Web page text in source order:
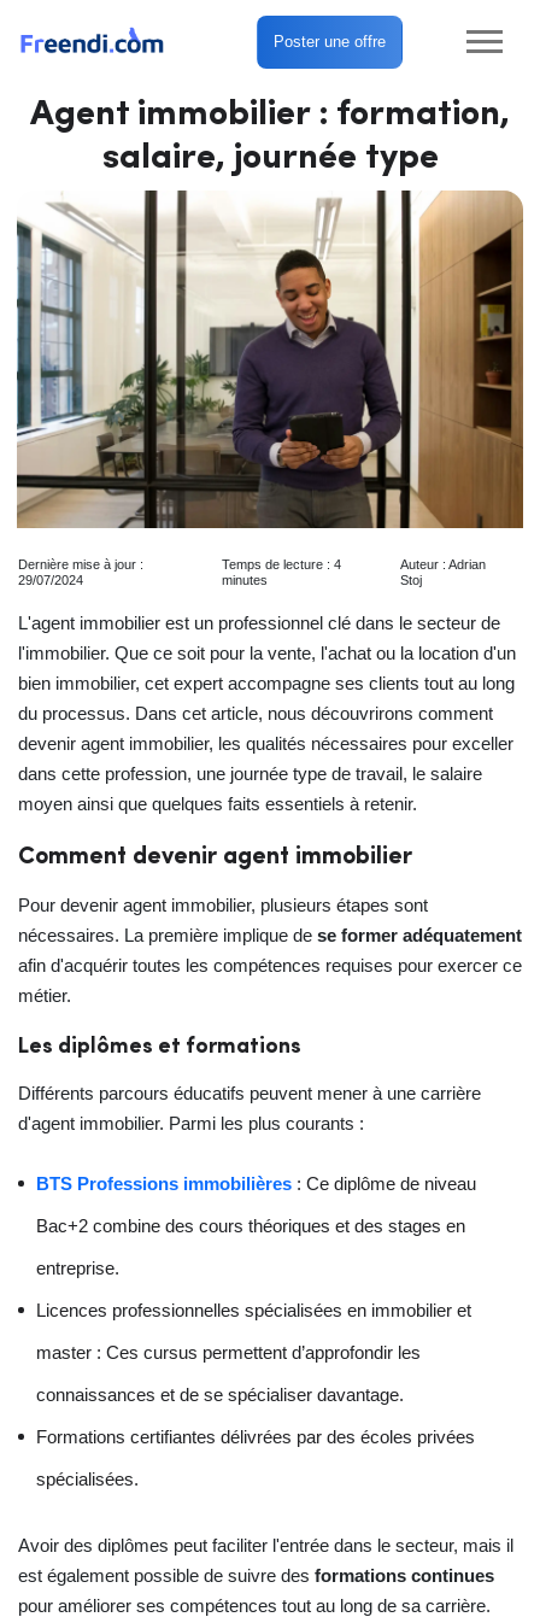
Poster une offre
Agent immobilier : formation,
salaire, journée type
Dernière mise à jour :
29/07/2024
Temps de lecture : 4
minutes
Auteur : Adrian
Stoj
L'agent immobilier est un professionnel clé dans le secteur de
l'immobilier. Que ce soit pour la vente, l'achat ou la location d'un
bien immobilier, cet expert accompagne ses clients tout au long
du processus. Dans cet article, nous découvrirons comment
devenir agent immobilier, les qualités nécessaires pour exceller
dans cette profession, une journée type de travail, le salaire
moyen ainsi que quelques faits essentiels à retenir.
Comment devenir agent immobilier
Pour devenir agent immobilier, plusieurs étapes sont
nécessaires. La première implique de se former adéquatement
afin d'acquérir toutes les compétences requises pour exercer ce
métier.
Les diplômes et formations
Différents parcours éducatifs peuvent mener à une carrière
d'agent immobilier. Parmi les plus courants :
BTS Professions immobilières : Ce diplôme de niveau
Bac+2 combine des cours théoriques et des stages en
entreprise.
Licences professionnelles spécialisées en immobilier et
master : Ces cursus permettent d’approfondir les
connaissances et de se spécialiser davantage.
Formations certifiantes délivrées par des écoles privées
spécialisées.
Avoir des diplômes peut faciliter l'entrée dans le secteur, mais il
est également possible de suivre des formations continues
pour améliorer ses compétences tout au long de sa carrière.